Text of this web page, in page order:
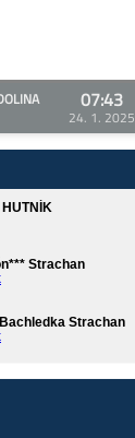
07:43
24. 1. 2025
Strachan
Strachan